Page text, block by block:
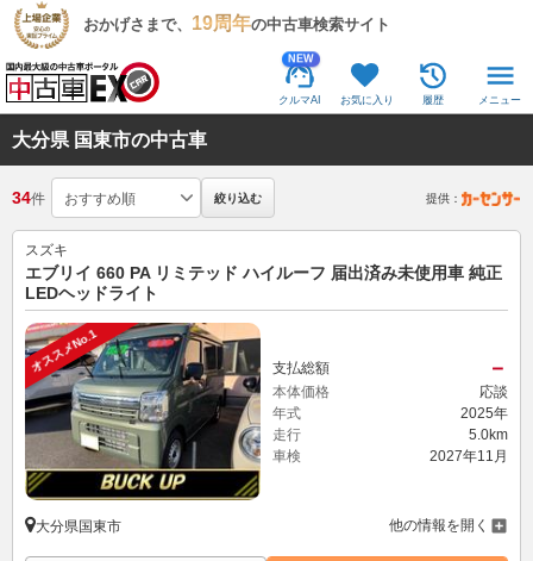
おかげさまで、 19周年の中古車検索サイト
NEW
クルマAI お気に入り 履歴 メニュー
大分県 国東市の中古車
34件 絞り込む 提供：
スズキ
エブリイ 660 PA リミテッド ハイルーフ 届出済み未使用車 純正
LEDヘッドライト
オススメNo.1 支払総額 －
本体価格
応談
年式
2025年
走行
5.0km
車検
2027年11月
大分県国東市 他の情報を開く